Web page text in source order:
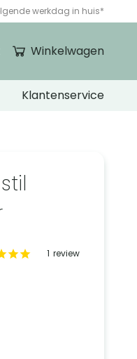
werkdag in huis*
Winkelwagen
Klantenservice
1 review